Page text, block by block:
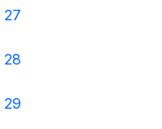
27
28
29